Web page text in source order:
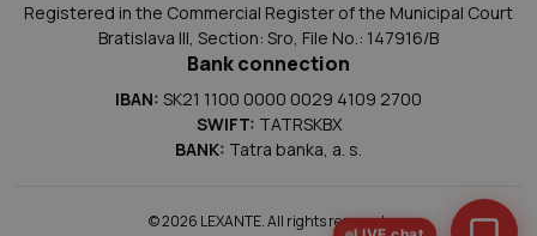
Registered in the Commercial Register of the Municipal Court
Bratislava III, Section: Sro, File No.: 147916/B
Bank connection
IBAN: SK21 1100 0000 0029 4109 2700
SWIFT: TATRSKBX
BANK: Tatra banka, a. s.
© 2026 LEXANTE. All rights reserved.LIVE chat